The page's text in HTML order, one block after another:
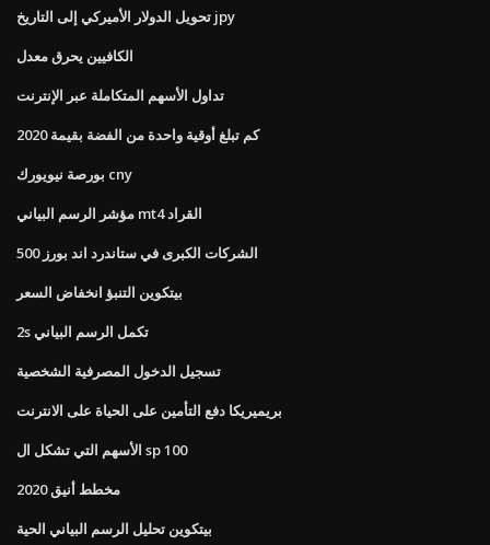
تحويل الدولار الأميركي إلى التاريخ jpy
الكافيين يحرق معدل
تداول الأسهم المتكاملة عبر الإنترنت
كم تبلغ أوقية واحدة من الفضة بقيمة 2020
بورصة نيويورك cny
مؤشر الرسم البياني mt4 القراد
الشركات الكبرى في ستاندرد اند بورز 500
بيتكوين التنبؤ انخفاض السعر
2s تكمل الرسم البياني
تسجيل الدخول المصرفية الشخصية
بريميريكا دفع التأمين على الحياة على الانترنت
الأسهم التي تشكل ال sp 100
مخطط أنيق 2020
بيتكوين تحليل الرسم البياني الحية